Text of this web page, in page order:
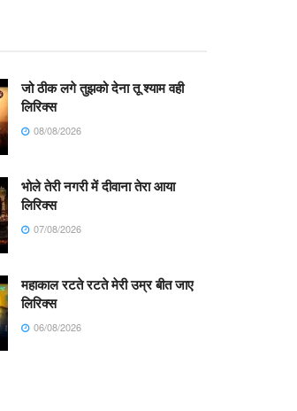
जो ठीक लगे तुझको देना तू श्याम वही
लिरिक्स
08/08/2026
भोले तेरी नगरी में दीवाना तेरा आया
लिरिक्स
07/08/2026
महाकाल रटते रटते मेरी उम्र बीत जाए
लिरिक्स
06/08/2026